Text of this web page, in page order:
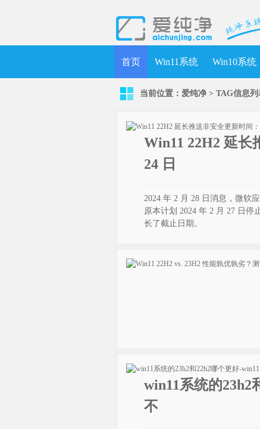
首页 Win11系统 Win10系统
当前位置： 爱纯净 > TAG信息列
Win11 22H2 延长
24 日
2024 年 2 月 28 日消息，微软
原本计划 2024 年 2 月 27 日停
长了截止日期。
win11系统的23h2
不